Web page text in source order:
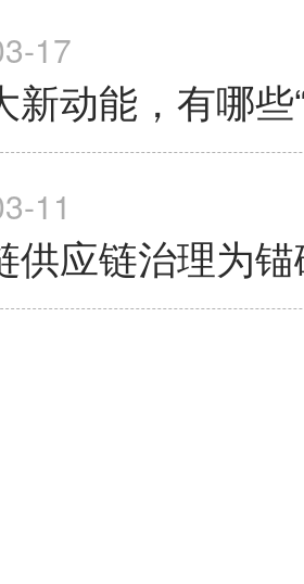
17
新动能，有哪些
11
供应链治理为